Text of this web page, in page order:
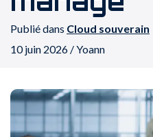
Publié dans Cloud souverain
10 juin 2026 / Yoann